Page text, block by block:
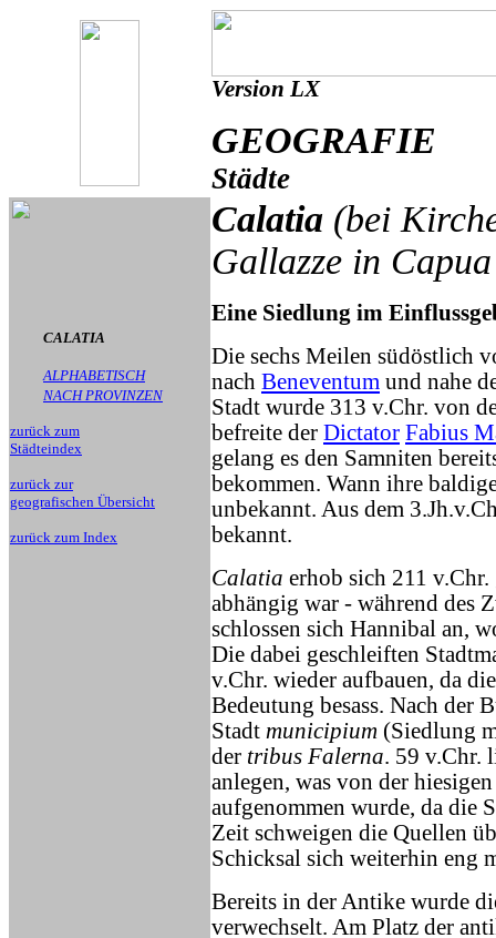
Version LX
GEOGRAFIE
Städte
CALATIA
ALPHABETISCH
NACH PROVINZEN
zurück zum
Städteindex
zurück zur
geografischen Übersicht
zurück zum Index
Calatia (bei
Gallazze in
Eine Siedlung im
Die sechs Meilen südöstlich
nach Beneventum und nahe
Stadt wurde 313 v.Chr. von
befreite der Dictator Fabius
gelang es den Samniten
bekommen. Wann ihre
unbekannt. Aus dem
bekannt.
Calatia erhob sich 211
abhängig war - während des
schlossen sich Hannibal an,
Die dabei geschleiften
v.Chr. wieder aufbauen, da
Bedeutung besass. Nach der
Stadt municipium (Siedlung
der tribus Falerna. 59 v.Chr.
anlegen, was von der
aufgenommen wurde, da die
Zeit schweigen die Quellen
Schicksal sich weiterhin eng
Bereits in der Antike wurde
verwechselt. Am Platz der